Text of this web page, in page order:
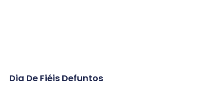
Dia De Fiéis Defuntos